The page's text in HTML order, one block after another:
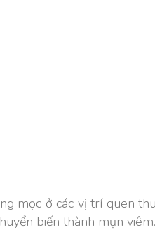
mọc ở các vị trí quen
biến thành mụn